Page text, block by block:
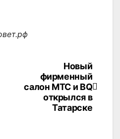
Новый
фирменный
салон МТС и BQ
открылся в
Татарске